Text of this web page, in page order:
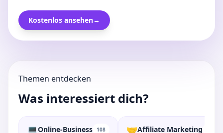
Kostenlos ansehen→
Themen entdecken
Was interessiert dich?
💻Online-Business 108 🤝Affiliate Marketing